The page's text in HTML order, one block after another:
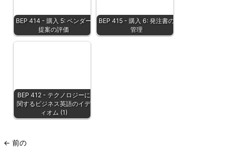
BEP 414 - 購入 5: ベンダー
提案の評価
BEP 415 - 購入 6: 発注書の
管理
BEP 412 - テクノロジーに
関するビジネス英語のイデ
ィオム (1)
← 前の